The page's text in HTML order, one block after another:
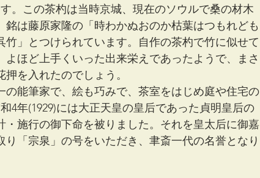
。この茶杓は当時京城、現在のソウルで桑の材木
は藤原家隆の「時わかぬおのか枯葉はつもれども
」とつけられています。自作の茶杓で竹に似せて
ほど上手くいった出来栄えであったようで、まさ
を入れたのでしょう。
能筆家で、絵も巧みで、茶室をはじめ庭や住宅の
4年(1929)には大正天皇の皇后であった貞明皇后の
施行の御下命を被りました。それを皇太后に御嘉
「宗泉」の号をいただき、聿斎一代の名誉となり